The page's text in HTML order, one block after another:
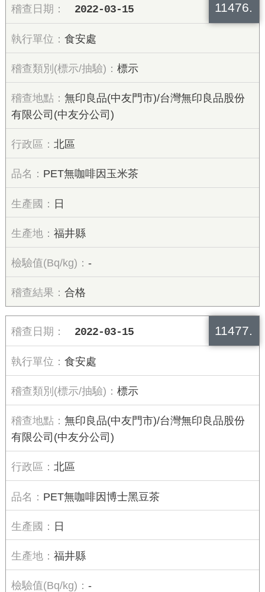
11476.
2022-03-15
食安處
標示
無印良品(中友門市)/台灣無印良品股份
有限公司(中友分公司)
北區
PET無咖啡因玉米茶
日
福井縣
-
合格
11477.
2022-03-15
食安處
標示
無印良品(中友門市)/台灣無印良品股份
有限公司(中友分公司)
北區
PET無咖啡因博士黑豆茶
日
福井縣
-